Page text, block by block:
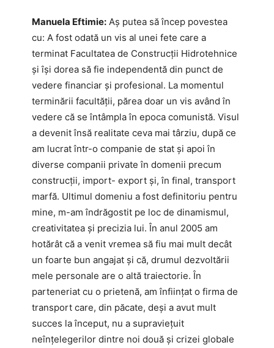
Manuela Eftimie: Aș putea să încep povestea
cu: A fost odată un vis al unei fete care a
terminat Facultatea de Construcții Hidrotehnice
și își dorea să fie independentă din punct de
vedere financiar și profesional. La momentul
terminării facultății, părea doar un vis având în
vedere că se întâmpla în epoca comunistă. Visul
a devenit însă realitate ceva mai târziu, după ce
am lucrat într-o companie de stat și apoi în
diverse companii private în domenii precum
construcții, import- export și, în final, transport
marfă. Ultimul domeniu a fost definitoriu pentru
mine, m-am îndrăgostit pe loc de dinamismul,
creativitatea și precizia lui. În anul 2005 am
hotărât că a venit vremea să fiu mai mult decât
un foarte bun angajat și că, drumul dezvoltării
mele personale are o altă traiectorie. În
parteneriat cu o prietenă, am înființat o firma de
transport care, din păcate, deși a avut mult
succes la început, nu a supraviețuit
neînțelegerilor dintre noi două și crizei globale